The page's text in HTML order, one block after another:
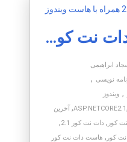
انتشار رسمی دات نت کور 2.1 همراه با هاست ویندوز
ابراهیمی
نویسی ,
, ویندوز
ASP.NETCORE2.1
,آخرین
کور , دات نت کور 2.1 ,
کور , هاست دات نت کور